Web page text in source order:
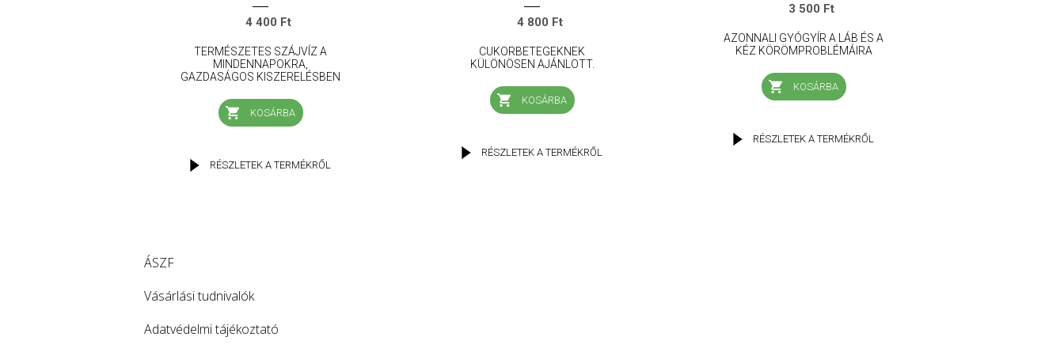
4 400 Ft
TERMÉSZETES SZÁJVÍZ A
MINDENNAPOKRA,
GAZDASÁGOS KISZERELÉSBEN
KOSÁRBA
RÉSZLETEK A TERMÉKRŐL
4 800 Ft
CUKORBETEGEKNEK
KÜLÖNÖSEN AJÁNLOTT.
KOSÁRBA
RÉSZLETEK A TERMÉKRŐL
3 500 Ft
AZONNALI GYÓGYÍR A LÁB ÉS A
KÉZ KÖRÖMPROBLÉMÁIRA
KOSÁRBA
RÉSZLETEK A TERMÉKRŐL
ÁSZF
Vásárlási tudnivalók
Adatvédelmi tájékoztató